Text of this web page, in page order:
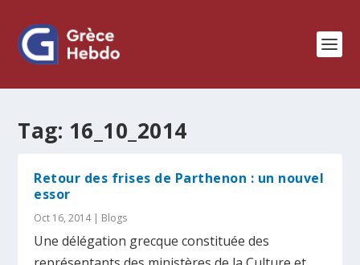
Tag: 16_10_2014
Retour des frises de Parthenon : un nouvel
essor
Oct 16, 2014| Blogs
Une délégation grecque constituée des